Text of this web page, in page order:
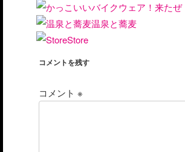
温泉と蕎麦
Store
コメントを残す
コメント ※